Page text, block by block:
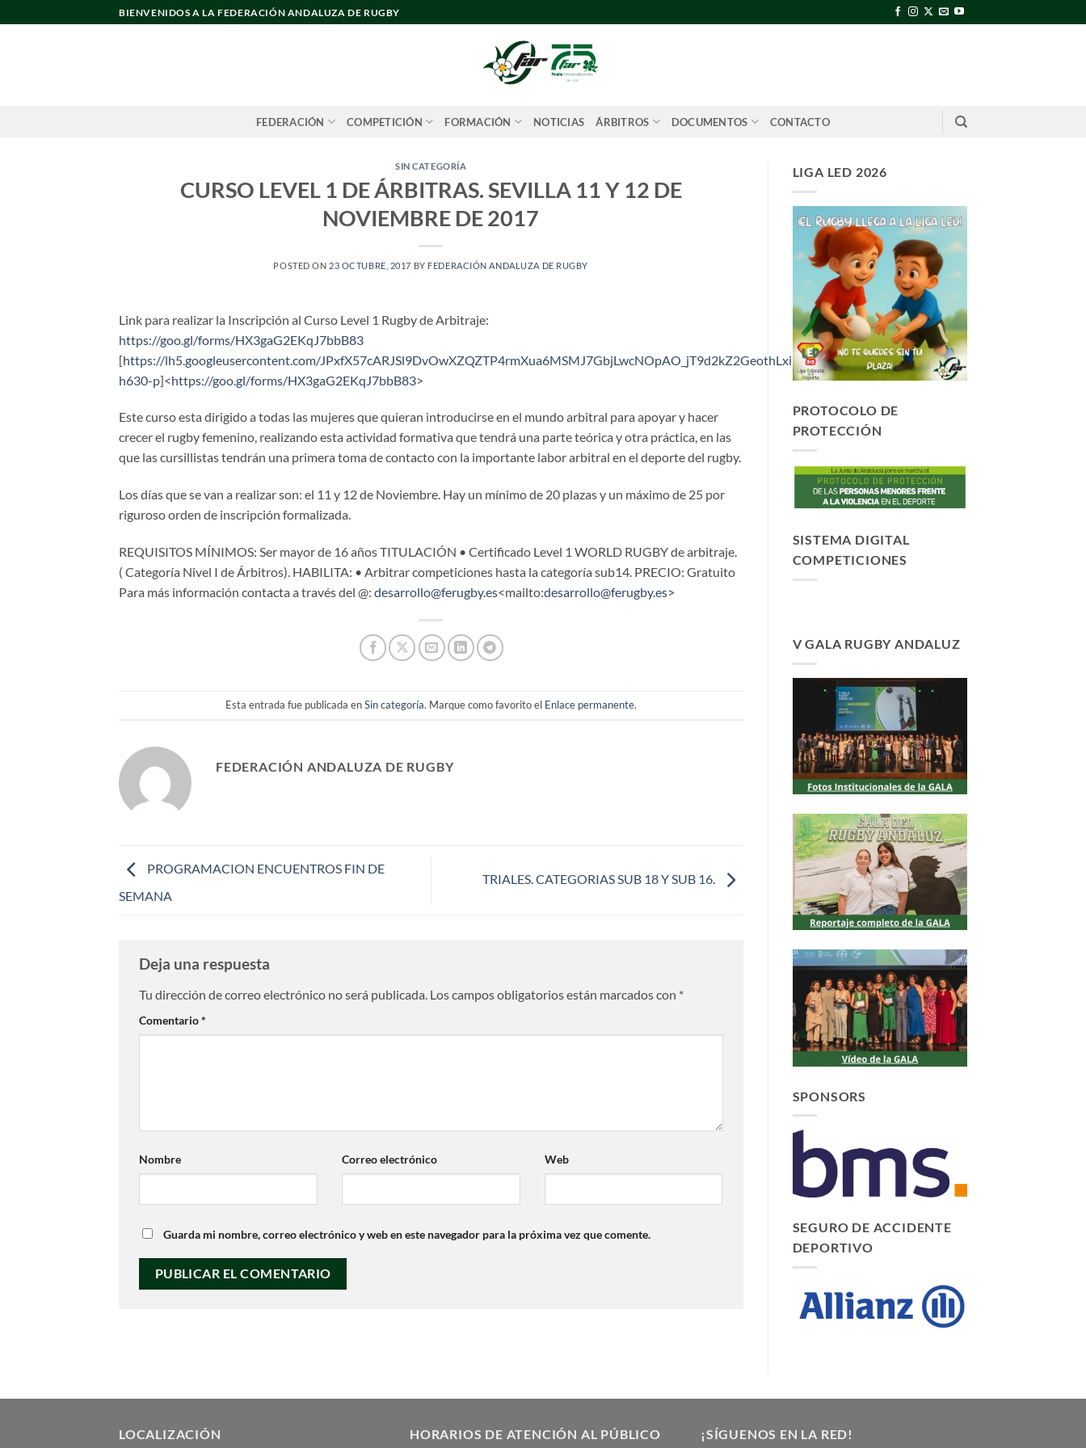
al
BIENVENIDOS A LA FEDERACIÓN ANDALUZA DE RUGBY
FEDERACIÓN COMPETICIÓN FORMACIÓN NOTICIAS ÁRBITROS DOCUMENTOS CONTACTO
SIN CATEGORÍA
CURSO LEVEL 1 DE ÁRBITRAS. SEVILLA 11 Y 12 DE
NOVIEMBRE DE 2017
POSTED ON 23 OCTUBRE, 2017 BY FEDERACIÓN ANDALUZA DE RUGBY
Link para realizar la Inscripción al Curso Level 1 Rugby de Arbitraje:
https://goo.gl/forms/HX3gaG2EKqJ7bbB83
[https://lh5.googleusercontent.com/JPxfX57cARJSl9DvOwXZQZTP4rmXua6MSMJ7GbjLwcNOpAO_jT9d2kZ2GeothLxiDsk=w1200-
h630-p]<https://goo.gl/forms/HX3gaG2EKqJ7bbB83>
Este curso esta dirigido a todas las mujeres que quieran introducirse en el mundo arbitral para apoyar y hacer
crecer el rugby femenino, realizando esta actividad formativa que tendrá una parte teórica y otra práctica, en las
que las cursillistas tendrán una primera toma de contacto con la importante labor arbitral en el deporte del rugby.
Los días que se van a realizar son: el 11 y 12 de Noviembre. Hay un mínimo de 20 plazas y un máximo de 25 por
riguroso orden de inscripción formalizada.
REQUISITOS MÍNIMOS: Ser mayor de 16 años TITULACIÓN • Certificado Level 1 WORLD RUGBY de arbitraje.
( Categoría Nivel I de Árbitros). HABILITA: • Arbitrar competiciones hasta la categoría sub14. PRECIO: Gratuito
Para más información contacta a través del @: desarrollo@ferugby.es<mailto:desarrollo@ferugby.es>
Esta entrada fue publicada enSin categoría. Marque como favorito el Enlace permanente.
FEDERACIÓN ANDALUZA DE RUGBY
PROGRAMACION ENCUENTROS FIN DE
SEMANA
TRIALES. CATEGORIAS SUB 18 Y SUB 16.
Deja una respuesta
Tu dirección de correo electrónico no será publicada. Los campos obligatorios están marcados con *
Comentario*
Nombre Correo electrónico Web
Guarda mi nombre, correo electrónico y web en este navegador para la próxima vez que comente.
LIGA LED 2026
PROTOCOLO DE
PROTECCIÓN
SISTEMA DIGITAL
COMPETICIONES
V GALA RUGBY ANDALUZ
SPONSORS
SEGURO DE ACCIDENTE
DEPORTIVO
LOCALIZACIÓN HORARIOS DE ATENCIÓN AL PÚBLICO ¡SÍGUENOS EN LA RED!